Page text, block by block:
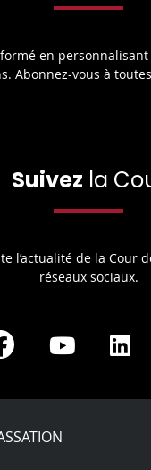
en
Abonnez-vous à
Suivez la
l’actualité de la Cour
réseaux sociaux.
Share
Facebook
Share
Youtube